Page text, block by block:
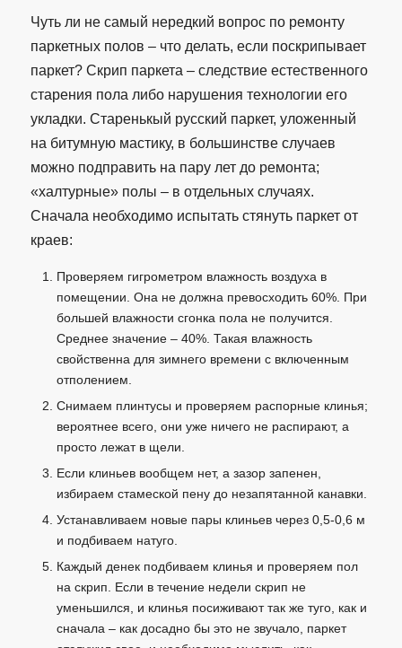
Чуть ли не самый нередкий вопрос по ремонту
паркетных полов – что делать, если поскрипывает
паркет? Скрип паркета – следствие естественного
старения пола либо нарушения технологии его
укладки. Старенькый русский паркет, уложенный
на битумную мастику, в большинстве случаев
можно подправить на пару лет до ремонта;
«халтурные» полы – в отдельных случаях.
Сначала необходимо испытать стянуть паркет от
краев:
Проверяем гигрометром влажность воздуха в
помещении. Она не должна превосходить 60%. При
большей влажности сгонка пола не получится.
Среднее значение – 40%. Такая влажность
свойственна для зимнего времени с включенным
отполением.
Снимаем плинтусы и проверяем распорные клинья;
вероятнее всего, они уже ничего не распирают, а
просто лежат в щели.
Если клиньев вообщем нет, а зазор запенен,
избираем стамеской пену до незапятанной канавки.
Устанавливаем новые пары клиньев через 0,5-0,6 м
и подбиваем натуго.
Каждый денек подбиваем клинья и проверяем пол
на скрип. Если в течение недели скрип не
уменьшился, и клинья посиживают так же туго, как и
сначала – как досадно бы это не звучало, паркет